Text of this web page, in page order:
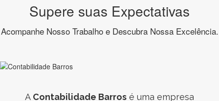
Supere suas Expectativas
Acompanhe Nosso Trabalho e Descubra Nossa Excelência.
A Contabilidade Barros é uma empresa